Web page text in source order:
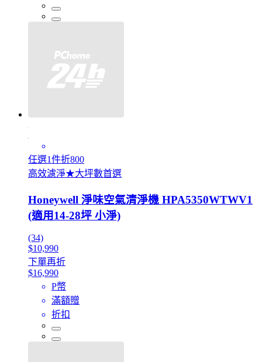
任選1件折800
高效濾淨★大坪數首選
Honeywell 淨味空氣清淨機 HPA5350WTWV1
(適用14-28坪 小淨)
(34)
$10,990
下單再折
$16,990
P幣
滿額贈
折扣